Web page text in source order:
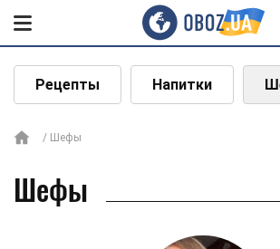
Рецепты Напитки
Шефы
Шефы